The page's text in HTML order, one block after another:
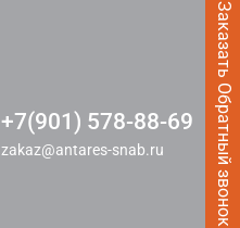
Заказать Обратный звонок
+7(901) 578-88-69
zakaz@antares-snab.ru